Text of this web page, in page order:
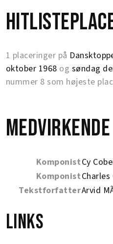
1 placeringer på
oktober 1968 og søndag
nummer 8 som højeste
Medvirkende
KomponistCy
KomponistCharles
TekstforfatterArvid
Links